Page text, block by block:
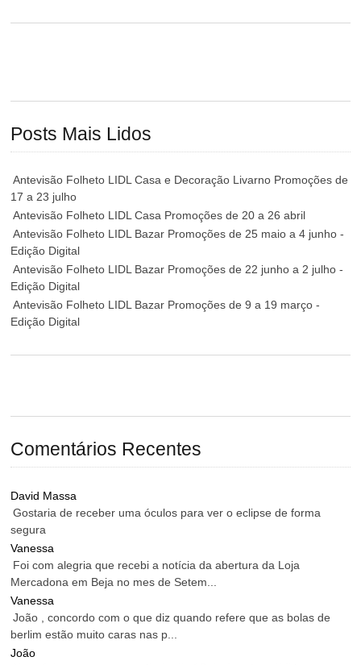
Posts Mais Lidos
Antevisão Folheto LIDL Casa e Decoração Livarno Promoções de
17 a 23 julho
Antevisão Folheto LIDL Casa Promoções de 20 a 26 abril
Antevisão Folheto LIDL Bazar Promoções de 25 maio a 4 junho -
Edição Digital
Antevisão Folheto LIDL Bazar Promoções de 22 junho a 2 julho -
Edição Digital
Antevisão Folheto LIDL Bazar Promoções de 9 a 19 março -
Edição Digital
Comentários Recentes
David Massa
Gostaria de receber uma óculos para ver o eclipse de forma
segura
Vanessa
Foi com alegria que recebi a notícia da abertura da Loja
Mercadona em Beja no mes de Setem...
Vanessa
João , concordo com o que diz quando refere que as bolas de
berlim estão muito caras nas p...
João